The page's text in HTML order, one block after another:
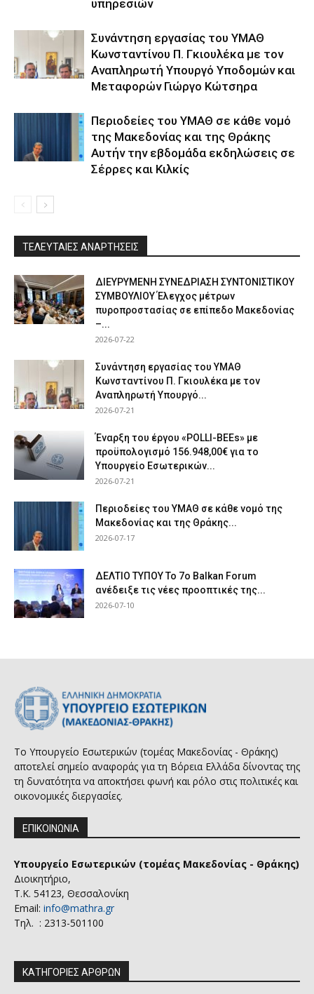
υπηρεσιών
Συνάντηση εργασίας του ΥΜΑΘ
Κωνσταντίνου Π. Γκιουλέκα με τον
Αναπληρωτή Υπουργό Υποδομών και
Μεταφορών Γιώργο Κώτσηρα
Περιοδείες του ΥΜΑΘ σε κάθε νομό
της Μακεδονίας και της Θράκης
Αυτήν την εβδομάδα εκδηλώσεις σε
Σέρρες και Κιλκίς
ΤΕΛΕΥΤΑΙΕΣ ΑΝΑΡΤΗΣΕΙΣ
ΔΙΕΥΡΥΜΕΝΗ ΣΥΝΕΔΡΙΑΣΗ ΣΥΝΤΟΝΙΣΤΙΚΟΥ
ΣΥΜΒΟΥΛΙΟΥ Έλεγχος μέτρων
πυροπροστασίας σε επίπεδο Μακεδονίας
–...
2026-07-22
Συνάντηση εργασίας του ΥΜΑΘ
Κωνσταντίνου Π. Γκιουλέκα με τον
Αναπληρωτή Υπουργό...
2026-07-21
Έναρξη του έργου «POLLI-BEEs» με
προϋπολογισμό 156.948,00€ για το
Υπουργείο Εσωτερικών...
2026-07-21
Περιοδείες του ΥΜΑΘ σε κάθε νομό της
Μακεδονίας και της Θράκης...
2026-07-17
ΔΕΛΤΙΟ ΤΥΠΟΥ Το 7ο Balkan Forum
ανέδειξε τις νέες προοπτικές της...
2026-07-10
Το Υπουργείο Εσωτερικών (τομέας Μακεδονίας - Θράκης)
αποτελεί σημείο αναφοράς για τη Βόρεια Ελλάδα δίνοντας της
τη δυνατότητα να αποκτήσει φωνή και ρόλο στις πολιτικές και
οικονομικές διεργασίες.
ΕΠΙΚΟΙΝΩΝΙΑ
Υπουργείο Εσωτερικών (τομέας Μακεδονίας - Θράκης)
Διοικητήριο,
Τ.Κ. 54123, Θεσσαλονίκη
Email: info@mathra.gr
Τηλ. : 2313-501100
ΚΑΤΗΓΟΡΙΕΣ ΑΡΘΡΩΝ